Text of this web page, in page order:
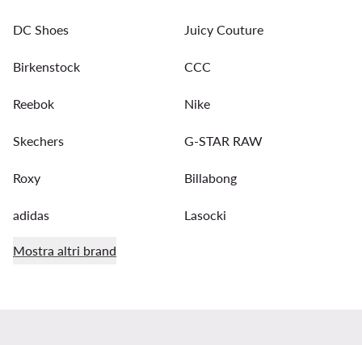
DC Shoes Juicy Couture
Birkenstock CCC
Reebok Nike
Skechers G-STAR RAW
Roxy Billabong
adidas Lasocki
Mostra altri brand